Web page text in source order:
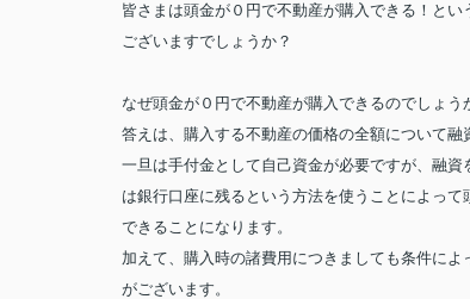
皆さまは頭金が０円で不動産が購入できる！とい
ございますでしょうか？
なぜ頭金が０円で不動産が購入できるのでしょう
答えは、購入する不動産の価格の全額について融
一旦は手付金として自己資金が必要ですが、融
は銀行口座に残るという方法を使うことによっ
できることになります。
加えて、購入時の諸費用につきましても条件に
がございます。